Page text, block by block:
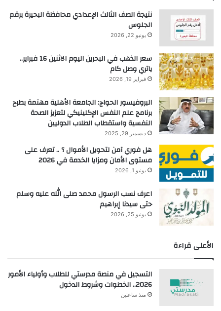
نتيجة الصف الثالث الإعدادي محافظة البحيرة برقم
الجلوس
يونيو 22, 2026
سعر الذهب في البحرين اليوم الاثنين 16 فبراير..
ياتري وصل كام
فبراير 19, 2026
البروفيسور الحواج: الجامعة الأهلية مهتمة بطرح
برنامج علم النفس الإكلينيكي لتعزيز الصحة
النفسية واستقطاب الطلاب الدوليين
ديسمبر 29, 2025
هل فوري آمن لتحويل الأموال ؟ .. تعرف على
مستوى الأمان ومزايا الخدمة في 2026
يونيو 1, 2026
اعرف نسب الرسول محمد صلى الله عليه وسلم
حتى سيدنا إبراهيم
يونيو 25, 2026
الأعلى قراءة
التسجيل في منصة مدرستي للطلاب وأولياء الأمور
2026.. الخطوات وشروط الدخول
منذ ساعتين